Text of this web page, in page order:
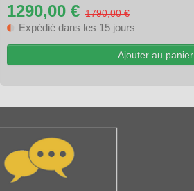
1290,00 € 1790,00 €
Expédié dans les 15 jours
Ajouter au panier